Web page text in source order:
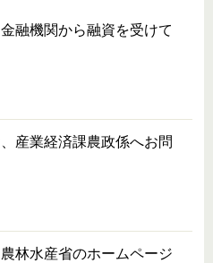
融機関から融資を受けて
産業経済課農政係へお問
林水産省のホームページ